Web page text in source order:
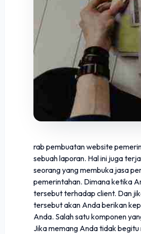
rab pembuatan website
sebuah laporan. Hal ini juga
seorang yang membuka jasa
pemerintahan. Dimana ketika
tersebut terhadap client. Dan
tersebut akan Anda berikan
Anda. Salah satu komponen
Jika memang Anda tidak